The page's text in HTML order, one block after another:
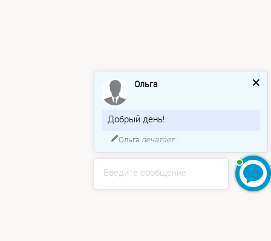
Введите сообщение
Ольга
Добрый день!
Ольга печатает...